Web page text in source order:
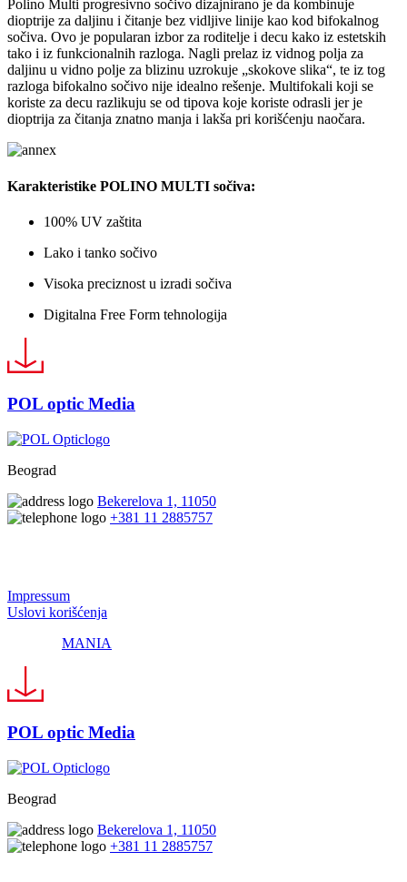
Polino Multi progresivno sočivo dizajnirano je da kombinuje
dioptrije za daljinu i čitanje bez vidljive linije kao kod bifokalnog
sočiva. Ovo je popularan izbor za roditelje i decu kako iz estetskih
tako i iz funkcionalnih razloga. Nagli prelaz iz vidnog polja za
daljinu u vidno polje za blizinu uzrokuje „skokove slika“, te iz tog
razloga bifokalno sočivo nije idealno rešenje. Multifokali koji se
koriste za decu razlikuju se od tipova koje koriste odrasli jer je
dioptrija za čitanja znatno manja i lakša pri korišćenju naočara.
Karakteristike POLINO MULTI sočiva:
100% UV zaštita
Lako i tanko sočivo
Visoka preciznost u izradi sočiva
Digitalna Free Form tehnologija
POL optic Media
Beograd
Bekerelova 1, 11050
+381 11 2885757
Impressum
Uslovi korišćenja
MANIA
POL optic Media
Beograd
Bekerelova 1, 11050
+381 11 2885757